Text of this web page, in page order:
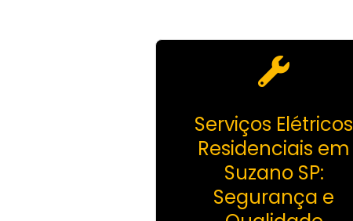
Serviços Elétricos
Residenciais em
Suzano SP:
Segurança e